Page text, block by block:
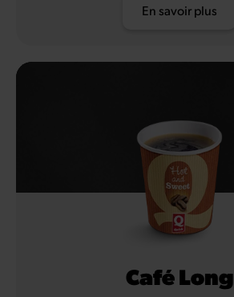
En savoir plus
Café Long